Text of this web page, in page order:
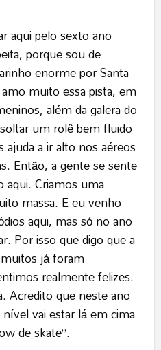
aqui pelo sexto ano
porque sou de
enorme por Santa
muito essa pista, em
além da galera do
um rolê bem fluido
a ir alto nos aéreos
Então, a gente se sente
aqui. Criamos uma
massa. E eu venho
aqui, mas só no ano
Por isso que digo que a
já foram
realmente felizes.
Acredito que neste ano
vai estar lá em cima
de skate”.